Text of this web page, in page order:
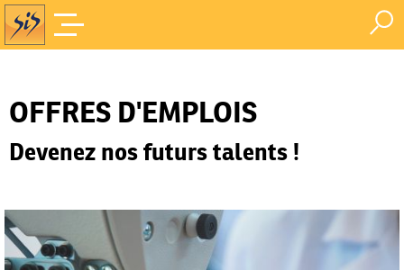
OFFRES D'EMPLOIS
Devenez nos futurs talents !